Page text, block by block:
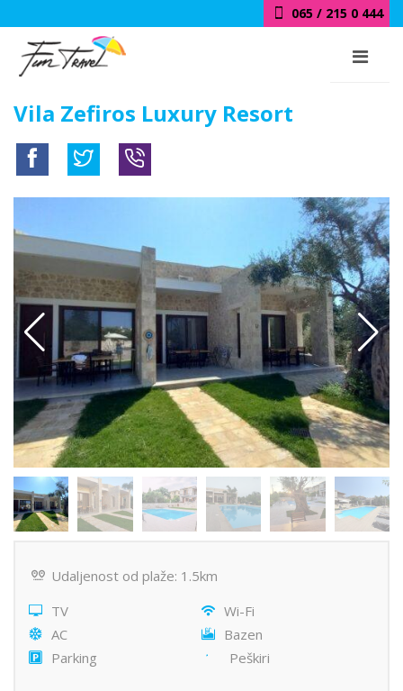
018 / 415 0 444
Vila Zefiros Luxury Resort
Udaljenost od plaže: 1.5km
TV
Wi-Fi
AC
Bazen
Parking
Peškiri